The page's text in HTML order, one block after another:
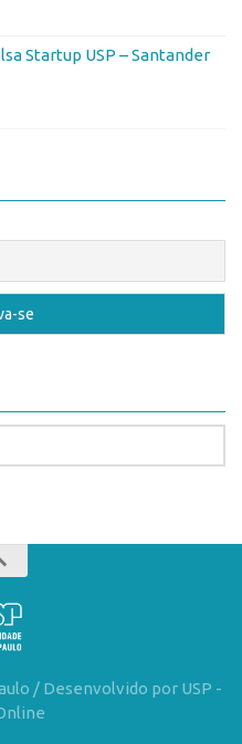
Startup USP – Santander
/ Desenvolvido por USP -